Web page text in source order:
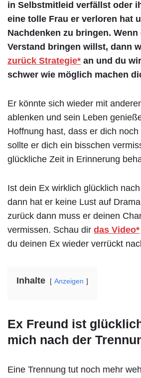
in Selbstmitleid verfällst oder
eine tolle Frau er verloren hat
Nachdenken zu bringen.
Verstand bringen willst, dann
zurück Strategie* an und du
schwer wie möglich machen
Er könnte sich wieder mit
ablenken und sein Leben
Hoffnung hast, dass er dich
sollte er dich ein bisschen
glückliche Zeit in Erinnerung
Ist dein Ex wirklich glücklich
dann hat er keine Lust auf
zurück dann muss er deinen
vermissen. Schau dir das Video*
du deinen Ex wieder verrückt
Inhalte Anzeigen
Ex Freund ist
mich nach der
Eine Trennung tut noch mehr